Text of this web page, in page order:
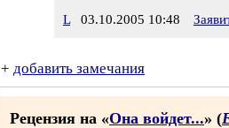
L03.10.2005 10:48
+ добавить замечания
Рецензия на «Она войдет...» (